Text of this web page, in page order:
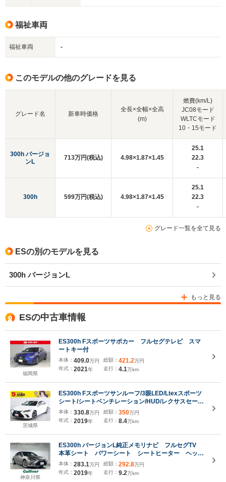
福祉車両
福祉車両 -
このモデルの他のグレードを見る
グレード名
300h バージョ
ンL
300h
新車時価格
全長×全幅×全高
(m)
燃費(km/L)
JC08モード
WLTCモード
10・15モード
713万円(税込) 4.98×1.87×1.45
25.1
22.3
-
599万円(税込) 4.98×1.87×1.45
25.1
22.3
-
グレード一覧を全て見る
ESの別のモデルを見る
300h バージョンL
もっと見る
ESの中古車情報
福岡県
ES300h Fスポーツサポカー フルセグテレビ スマ
ートキー付
本体： 409.0万円
年式： 2021年
総額： 421.2万円
走行： 4.1万km
茨城県
ES300h Fスポーツサンルーフ/3眼LED/Ltexスポーツ
シート/シートベンチレーション/HUD/レクサスセーフ
ティシステム+/デジタルインナーミラー/BSM/RCTA/
アダプティブハイビーム/純正ナビ/バックカメラ
本体： 330.8万円
年式： 2019年
総額： 350万円
走行： 8.4万km
神奈川県
ES300h バージョンL純正メモリナビ フルセグTV
本革シート パワーシート シートヒーター ヘッド
アップディスプレイ サンルーフ ブラインドスポッ
トモニター レーダークルーズコントロール デジタ
ルインナーミラー
本体： 283.1万円
年式： 2019年
総額： 292.8万円
走行： 9.2万km